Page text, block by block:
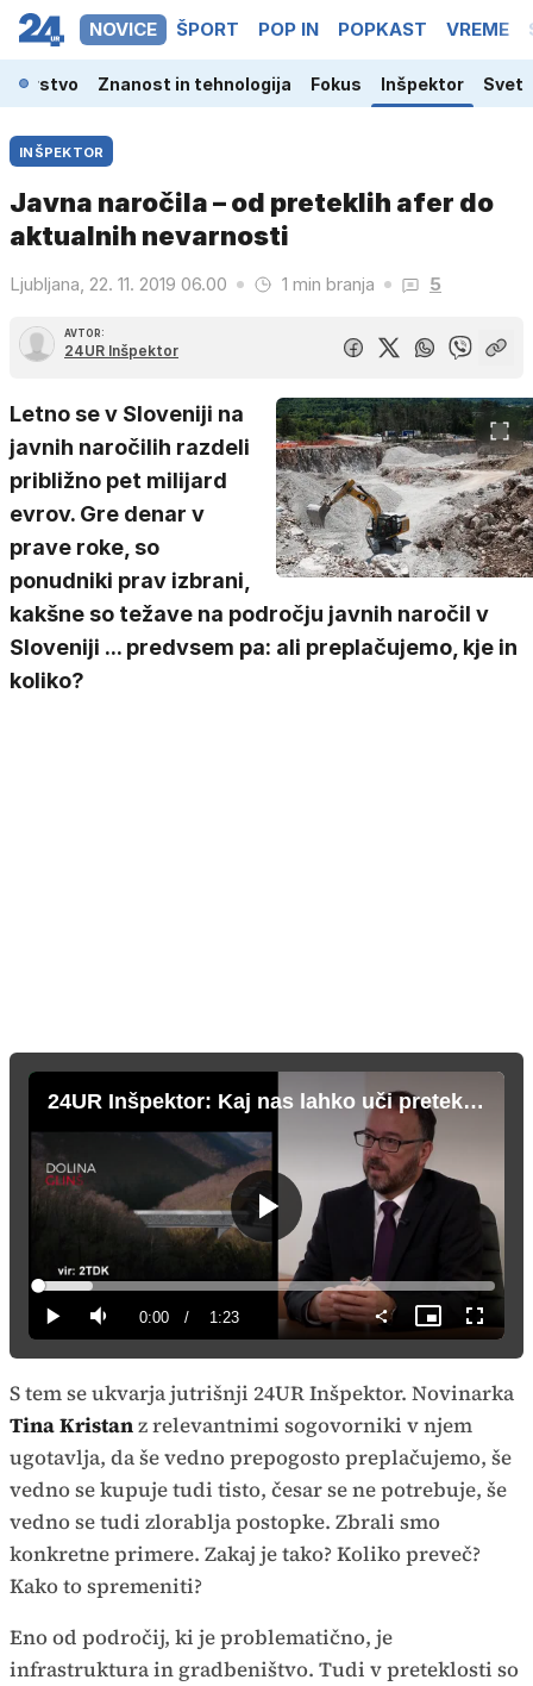
NOVICE ŠPORT POP IN POPKAST VREME
Znanost in tehnologija Fokus Inšpektor Svet
INŠPEKTOR
Javna naročila – od preteklih afer do
aktualnih nevarnosti
Ljubljana, 22. 11. 2019 06.00 1 min branja 5
AVTOR:
24UR Inšpektor
Letno se v Sloveniji na
javnih naročilih razdeli
približno pet milijard
evrov. Gre denar v
prave roke, so
ponudniki prav izbrani,
kakšne so težave na področju javnih naročil v
Sloveniji ... predvsem pa: ali preplačujemo, kje in
koliko?
24UR Inšpektor: Kaj nas lahko uči preteklost?
Predvajaj
PredvajajTiho Current
Time
0:00 / Duration
1:23
Loaded:
11.94%
Slika
v
sliki
način
S tem se ukvarja jutrišnji 24UR Inšpektor. Novinarka
Tina Kristanz relevantnimi sogovorniki v njem
ugotavlja, da še vedno prepogosto preplačujemo, še
vedno se kupuje tudi tisto, česar se ne potrebuje, še
vedno se tudi zlorablja postopke. Zbrali smo
konkretne primere. Zakaj je tako? Koliko preveč?
Kako to spremeniti?
Eno od področij, ki je problematično, je
infrastruktura in gradbeništvo. Tudi v preteklosti so